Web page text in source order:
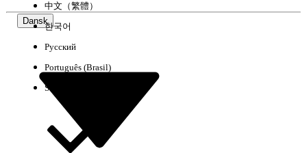
Dansk
中文（繁體）
한국어
Русский
Português (Brasil)
Suomi